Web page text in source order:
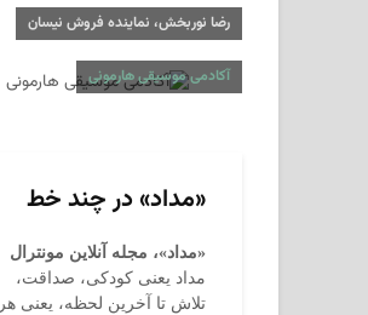
رضا نوربخش، نماینده فروش نیسان
آکادمی موسیقی هارمونی
«مداد» در چند خط
«مداد»، مجله آنلاین مونترال
مداد یعنی کودکی، صداقت،
تلاش تا آخرین لحظه، یعنی هر